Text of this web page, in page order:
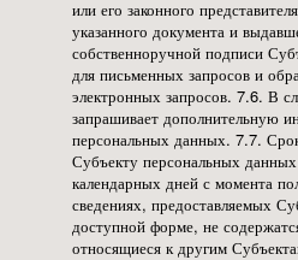
или его законного
указанного документа и
собственноручной подписи
для письменных запросов и
электронных запросов. 7.6. В
запрашивает дополнительную
персональных данных. 7.7.
Субъекту персональных
календарных дней с момента
сведениях, предоставляемых
доступной форме, не
относящиеся к другим